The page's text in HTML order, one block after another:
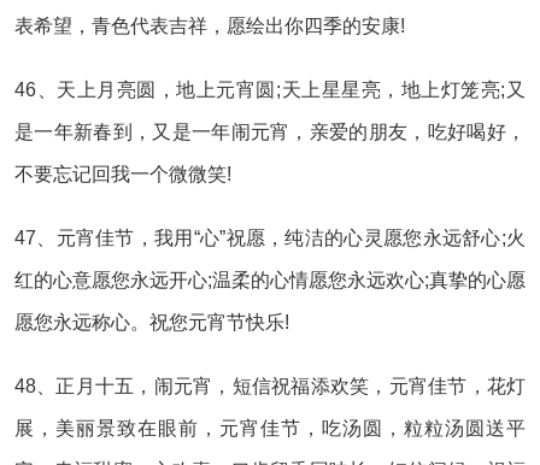
表希望，青色代表吉祥，愿绘出你四季的安康!
46、天上月亮圆，地上元宵圆;天上星星亮，地上灯笼亮;又
是一年新春到，又是一年闹元宵，亲爱的朋友，吃好喝好，
不要忘记回我一个微微笑!
47、元宵佳节，我用“心”祝愿，纯洁的心灵愿您永远舒心;火
红的心意愿您永远开心;温柔的心情愿您永远欢心;真挚的心愿
愿您永远称心。祝您元宵节快乐!
48、正月十五，闹元宵，短信祝福添欢笑，元宵佳节，花灯
展，美丽景致在眼前，元宵佳节，吃汤圆，粒粒汤圆送平